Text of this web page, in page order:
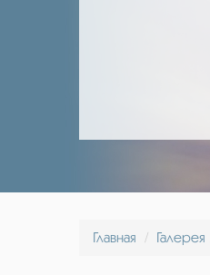
Главная Галерея